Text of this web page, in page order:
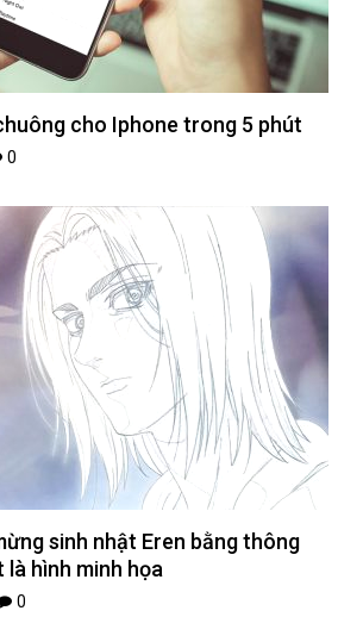
cho Iphone trong 5 phút
0
sinh nhật Eren bằng thông
hình minh họa
0